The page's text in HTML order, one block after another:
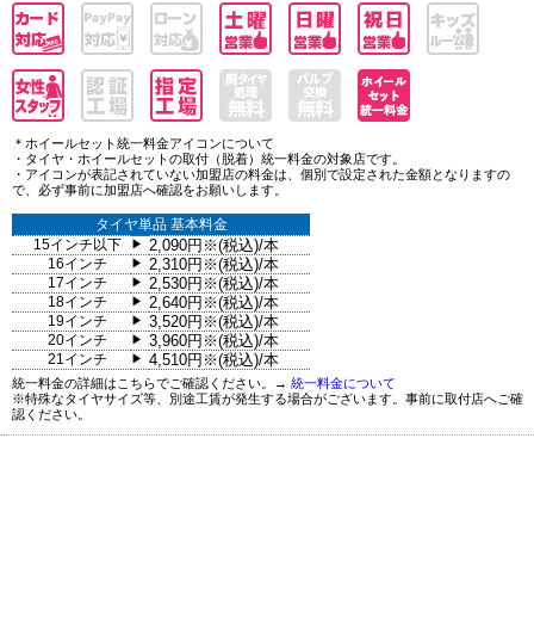
＊ホイールセット統一料金アイコンについて
・タイヤ・ホイールセットの取付（脱着）統一料金の対象店です。
・アイコンが表記されていない加盟店の料金は、個別で設定された金額となりますの
で、必ず事前に加盟店へ確認をお願いします。
タイヤ単品 基本料金
15インチ以下
▶ 2,090円※(税込)/本
16インチ ▶ 2,310円※(税込)/本
17インチ ▶ 2,530円※(税込)/本
18インチ ▶ 2,640円※(税込)/本
19インチ ▶ 3,520円※(税込)/本
20インチ ▶ 3,960円※(税込)/本
21インチ ▶ 4,510円※(税込)/本
統一料金の詳細はこちらでご確認ください。→ 統一料金について
※特殊なタイヤサイズ等、別途工賃が発生する場合がございます。事前に取付店へご確
認ください。